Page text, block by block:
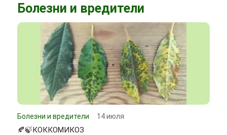
Болезни и вредители
Болезни и вредители 14 июля
🍂🍃КОККОМИКОЗ